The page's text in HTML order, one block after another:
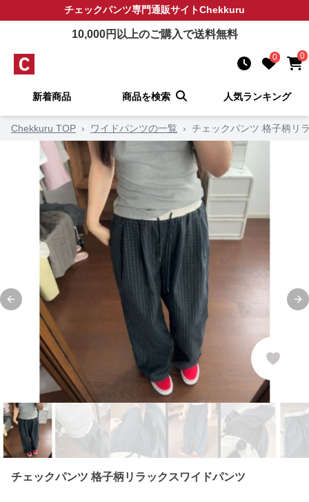
チェックパンツ専門通販サイトChekkuru
10,000円以上のご購入で送料無料
0 0
新着商品 商品を検索 人気ランキング
Chekkuru TOP › ワイドパンツの一覧 › チェックパンツ 格子柄リ
Previous slide
チェックパンツ 格子柄リラックスワイドパンツ